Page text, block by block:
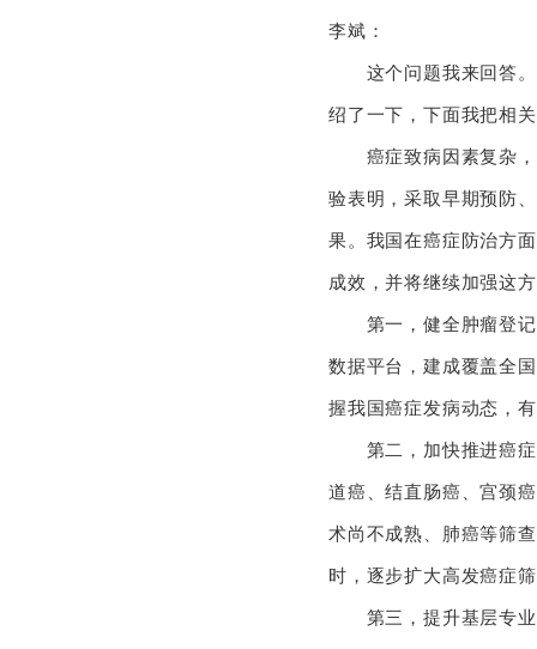
李斌：
这个问题我来回答。
绍了一下，下面我把相
癌症致病因素复杂，
验表明，采取早期预防
果。我国在癌症防治方
成效，并将继续加强
第一，健全肿瘤登记
数据平台，建成覆盖全
握我国癌症发病动态
第二，加快推进癌症
道癌、结直肠癌、宫颈
术尚不成熟、肺癌等筛
时，逐步扩大高发癌
第三，提升基层专业